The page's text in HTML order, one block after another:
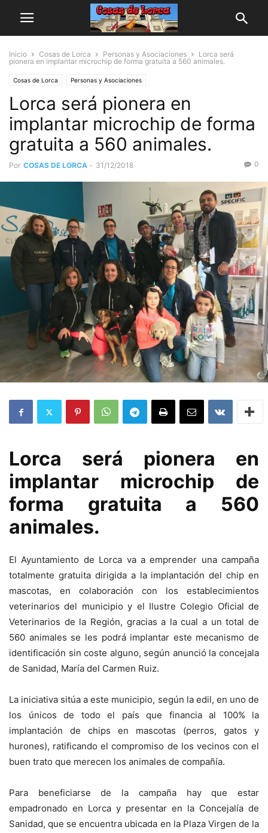
Inicio Cosas de Lorca Personas y Asociaciones
Lorca será
pionera en implantar microchip de forma gratuita a 560 animales.
Cosas de Lorca Personas y Asociaciones
Lorca será pionera en
implantar microchip de forma
gratuita a 560 animales.
Por COSAS DE LORCA - 31/12/2018 0
Lorca será pionera en
implantar microchip de
forma gratuita a 560
animales.
El Ayuntamiento de Lorca va a emprender una campaña
totalmente gratuita dirigida a la implantación del chip en
mascotas, en colaboración con los establecimientos
veterinarios del municipio y el Ilustre Colegio Oficial de
Veterinarios de la Región, gracias a la cual a un total de
560 animales se les podrá implantar este mecanismo de
identificación sin coste alguno, según anunció la concejala
de Sanidad, María del Carmen Ruiz.
La iniciativa sitúa a este municipio, según la edil, en uno de
los únicos de todo el país que financia al 100% la
implantación de chips en mascotas (perros, gatos y
hurones), ratificando el compromiso de los vecinos con el
buen trato que merecen los animales de compañía.
Para beneficiarse de la campaña hay que estar
empadronado en Lorca y presentar en la Concejalía de
Sanidad, que se encuentra ubicada en la Plaza Virgen de la